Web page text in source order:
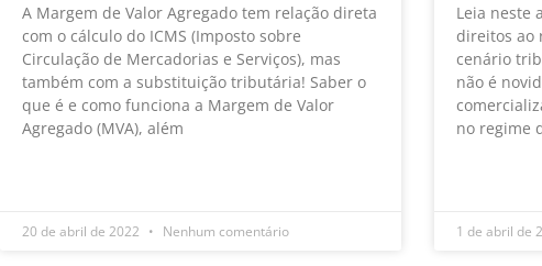
A Margem de Valor Agregado tem relação direta
com o cálculo do ICMS (Imposto sobre
Circulação de Mercadorias e Serviços), mas
também com a substituição tributária! Saber o
que é e como funciona a Margem de Valor
Agregado (MVA), além
20 de abril de 2022 Nenhum comentário
Leia neste
direitos ao
cenário
não é
no regime
1 de abril de